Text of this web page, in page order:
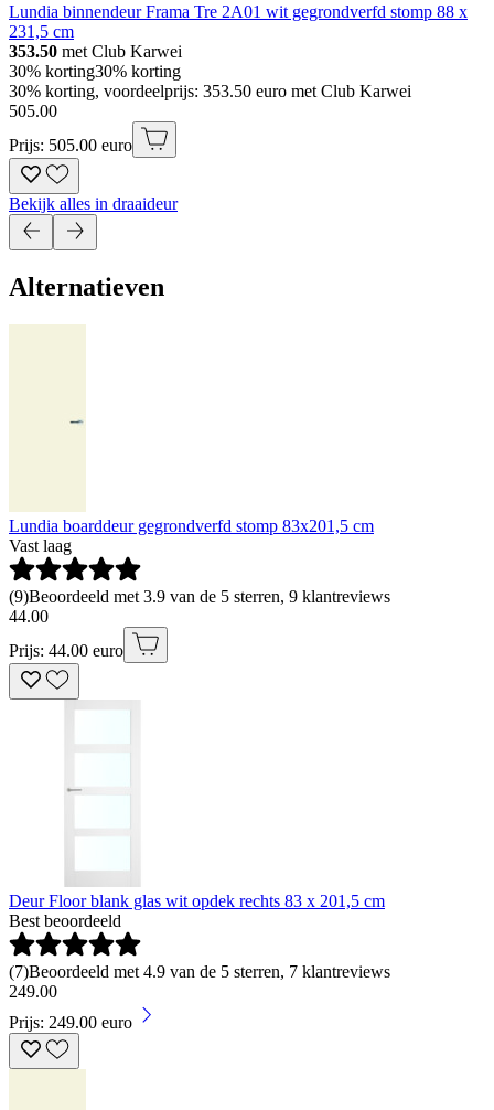
Lundia binnendeur Frama Tre 2A01 wit gegrondverfd stomp 88 x
231,5 cm
353.50 met Club Karwei
30% korting30% korting
30% korting, voordeelprijs: 353.50 euro met Club Karwei
505.00
Prijs: 505.00 euro
Bekijk alles in draaideur
Alternatieven
Lundia boarddeur gegrondverfd stomp 83x201,5 cm
Vast laag
(9)Beoordeeld met 3.9 van de 5 sterren, 9 klantreviews
44.00
Prijs: 44.00 euro
Deur Floor blank glas wit opdek rechts 83 x 201,5 cm
Best beoordeeld
(7)Beoordeeld met 4.9 van de 5 sterren, 7 klantreviews
249.00
Prijs: 249.00 euro